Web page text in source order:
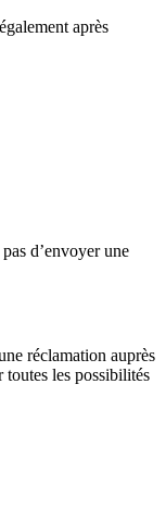
après
d’envoyer une
réclamation auprès
toutes les possibilités